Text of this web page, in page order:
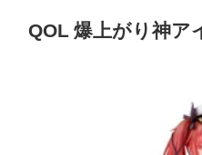
QOL 爆上がり神ア